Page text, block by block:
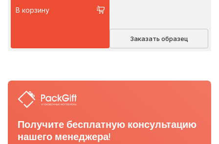
В корзину
Заказать образец
Получите бесплатную консультацию
нашего менеджера!